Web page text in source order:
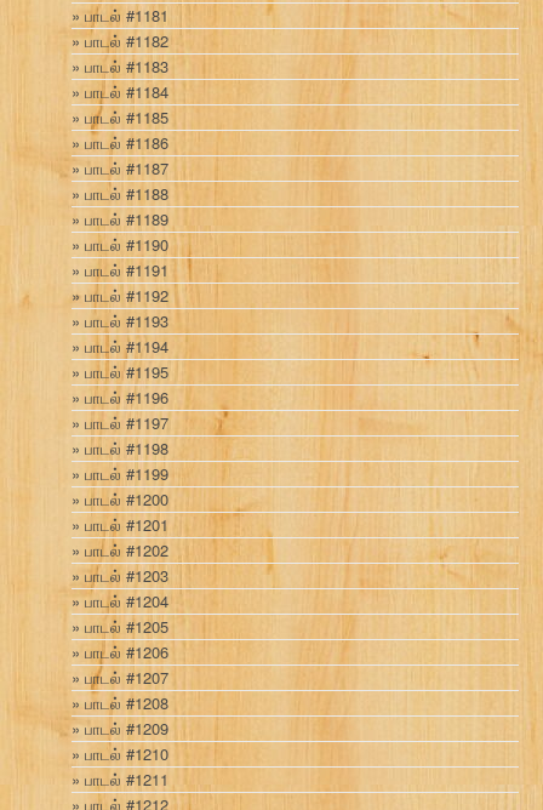
பாடல் #1181
பாடல் #1182
பாடல் #1183
பாடல் #1184
பாடல் #1185
பாடல் #1186
பாடல் #1187
பாடல் #1188
பாடல் #1189
பாடல் #1190
பாடல் #1191
பாடல் #1192
பாடல் #1193
பாடல் #1194
பாடல் #1195
பாடல் #1196
பாடல் #1197
பாடல் #1198
பாடல் #1199
பாடல் #1200
பாடல் #1201
பாடல் #1202
பாடல் #1203
பாடல் #1204
பாடல் #1205
பாடல் #1206
பாடல் #1207
பாடல் #1208
பாடல் #1209
பாடல் #1210
பாடல் #1211
பாடல் #1212